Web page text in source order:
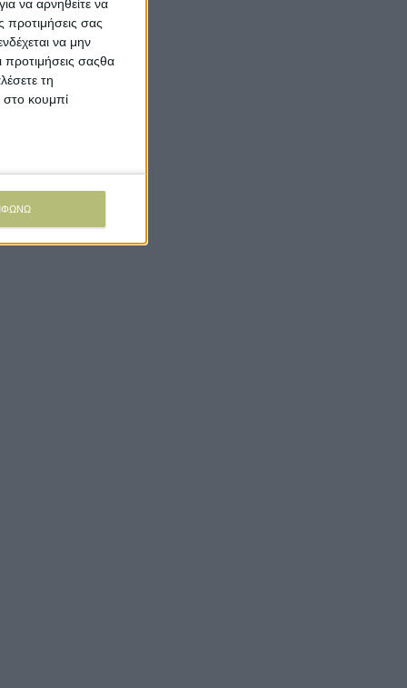
να αρνηθείτε να
προτιμήσεις σας
να μην
προτιμήσεις σαςθα
τη
στο κουμπί